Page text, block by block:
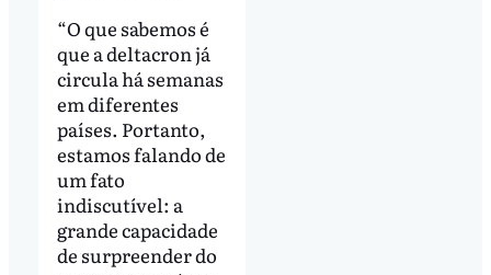
“O que sabemos é
que a deltacron já
circula há semanas
em diferentes
países. Portanto,
estamos falando de
um fato
indiscutível: a
grande capacidade
de surpreender do